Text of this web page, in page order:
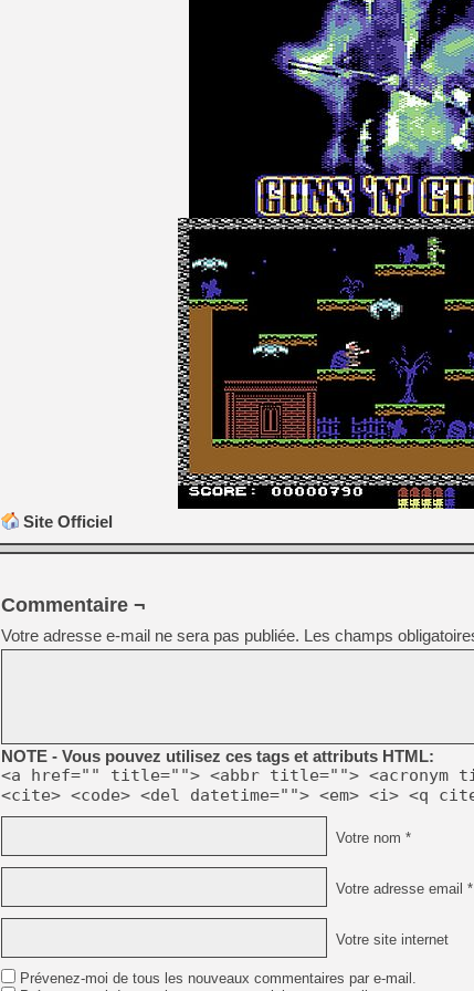
Site Officiel
Commentaire ¬
Votre adresse e-mail ne sera pas publiée. Les champs
NOTE - Vous pouvez utilisez ces tags et attributs HTML:
<a href="" title=""> <abbr title=""> <acronym
<cite> <code> <del datetime=""> <em> <i> <q
Votre nom *
Votre adresse email *
Votre site internet
Prévenez-moi de tous les nouveaux commentaires par e-mail.